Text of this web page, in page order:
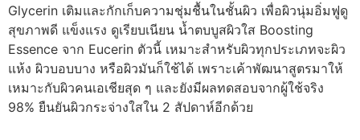
Glycerin เติมและกักเก็บความชุ่มชื้นในชั้นผิว เพื่อผิวนุ่มอิ่มฟูดู
สุขภาพดี แข็งแรง ดูเรียบเนียน น้ำตบบูสผิวใส Boosting
Essence จาก Eucerin ตัวนี้ เหมาะสำหรับผิวทุกประเภทจะผิว
แห้ง ผิวบอบบาง หรือผิวมันก็ใช้ได้ เพราะเค้าพัฒนาสูตรมาให้
เหมาะกับผิวคนเอเชียสุด ๆ และยังมีผลทดสอบจากผู้ใช้จริง
98% ยืนยันผิวกระจ่างใสใน 2 สัปดาห์อีกด้วย